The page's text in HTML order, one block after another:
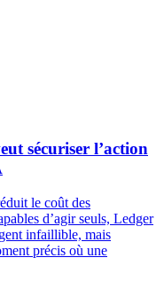
sécuriser l’action
le coût des
d’agir seuls, Ledger
infaillible, mais
précis où une